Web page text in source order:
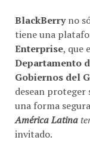
BlackBerryno
tiene una
Enterprise, que
Departamento
Gobiernos del
desean proteger
una forma
América Latina
invitado.